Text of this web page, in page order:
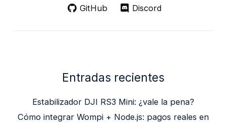
GitHub
Discord
Entradas recientes
Estabilizador DJI RS3 Mini: ¿vale la pena?
Cómo integrar Wompi + Node.js: pagos reales en